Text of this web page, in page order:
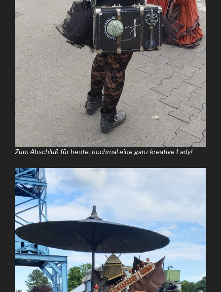
Zum Abschluß für heute, nochmal eine ganz kreative Lady!